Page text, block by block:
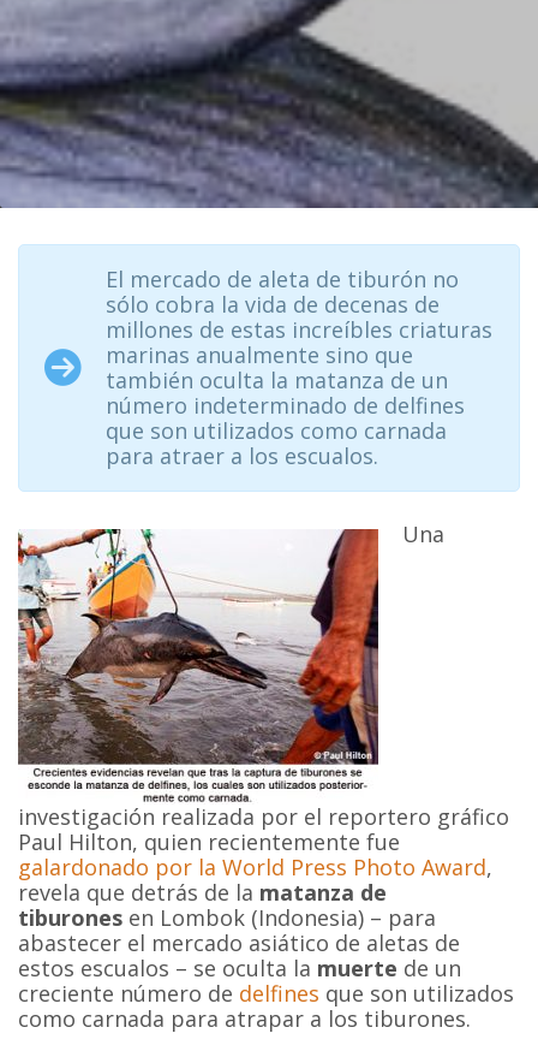
El mercado de aleta de tiburón no
sólo cobra la vida de decenas de
millones de estas increíbles criaturas
marinas anualmente sino que
también oculta la matanza de un
número indeterminado de delfines
que son utilizados como carnada
para atraer a los escualos.
Una
investigación realizada por el reportero gráfico
Paul Hilton, quien recientemente fue
galardonado por la World Press Photo Award,
revela que detrás de la matanza de
tiburones en Lombok (Indonesia) – para
abastecer el mercado asiático de aletas de
estos escualos – se oculta la muerte de un
creciente número de delfines que son utilizados
como carnada para atrapar a los tiburones.